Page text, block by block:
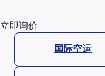
立即询价
国际空运